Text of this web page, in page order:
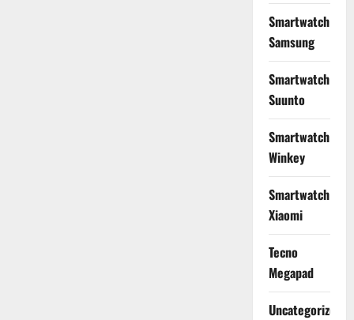
Smartwatch
Samsung
Smartwatch
Suunto
Smartwatch
Winkey
Smartwatch
Xiaomi
Tecno
Megapad
Uncategorized